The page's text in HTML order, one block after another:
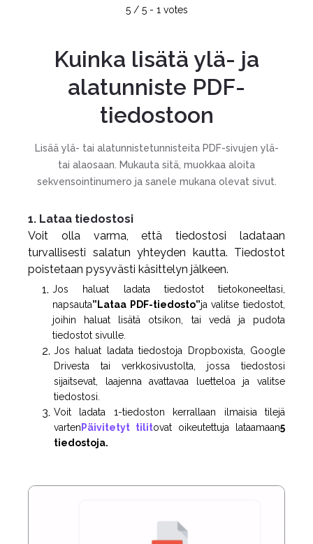
5/ 5- 1 votes
Kuinka lisätä ylä- ja
alatunniste PDF-
tiedostoon
Lisää ylä- tai alatunnistetunnisteita PDF-sivujen ylä-
tai alaosaan. Mukauta sitä, muokkaa aloita
sekvensointinumero ja sanele mukana olevat sivut.
1. Lataa tiedostosi
Voit olla varma, että tiedostosi ladataan
turvallisesti salatun yhteyden kautta. Tiedostot
poistetaan pysyvästi käsittelyn jälkeen.
Jos haluat ladata tiedostot tietokoneeltasi,
napsauta”Lataa PDF-tiedosto”ja valitse tiedostot,
joihin haluat lisätä otsikon, tai vedä ja pudota
tiedostot sivulle.
Jos haluat ladata tiedostoja Dropboxista, Google
Drivesta tai verkkosivustolta, jossa tiedostosi
sijaitsevat, laajenna avattavaa luetteloa ja valitse
tiedostosi.
Voit ladata 1-tiedoston kerrallaan ilmaisia tilejä
varten Päivitetyt tilitovat oikeutettuja lataamaan5
tiedostoja.